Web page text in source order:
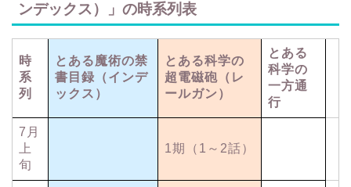
ンデックス）」の時系列表
時
系
列
とある魔術の禁
書目録（インデ
ックス）
とある科学の
超電磁砲（レ
ールガン）
とある
科学の
一方通
行
7月
上
旬
1期（1～2話）